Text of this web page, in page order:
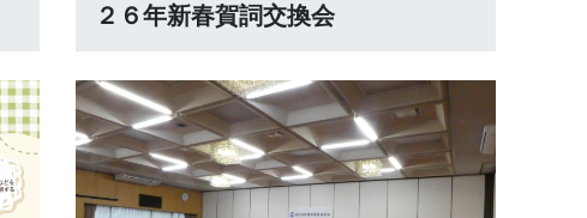
２６年新春賀詞交換会